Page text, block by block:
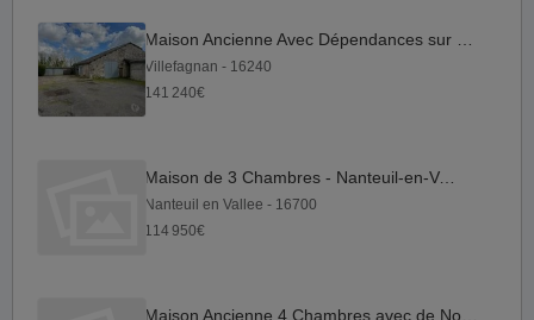
Villefagnan - 16240
141 240€
Maison de 3 Chambres - Nanteuil-en-Vallée
Nanteuil en Vallee - 16700
114 950€